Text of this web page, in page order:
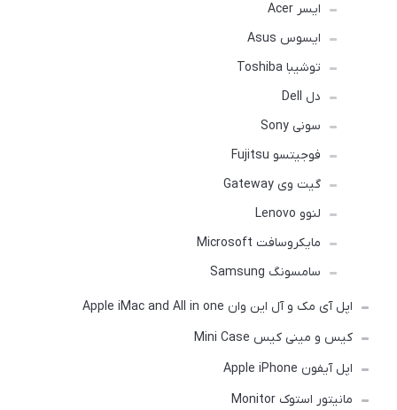
ایسر Acer
ایسوس Asus
توشیبا Toshiba
دل Dell
سونی Sony
فوجیتسو Fujitsu
گیت وی Gateway
لنوو Lenovo
مایکروسافت Microsoft
سامسونگ Samsung
اپل آی مک و آل این وان Apple iMac and All in one
کیس و مینی کیس Mini Case
اپل آیفون Apple iPhone
مانیتور استوک Monitor